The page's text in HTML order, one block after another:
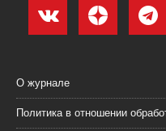
О журнале
Политика в отношении